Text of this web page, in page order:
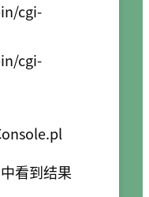
cgi-
cgi-
看到结果